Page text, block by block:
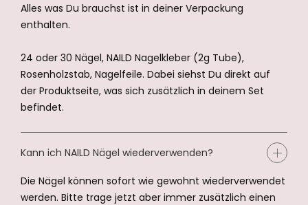
Alles was Du brauchst ist in deiner Verpackung
enthalten.
24 oder 30 Nägel, NAILD Nagelkleber (2g Tube),
Rosenholzstab, Nagelfeile. Dabei siehst Du direkt auf
der Produktseite, was sich zusätzlich in deinem Set
befindet.
Kann ich NAILD Nägel wiederverwenden?
Die Nägel können sofort wie gewohnt wiederverwendet
werden. Bitte trage jetzt aber immer zusätzlich einen